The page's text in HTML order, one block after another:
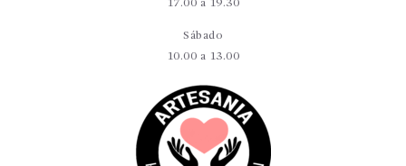
17.00 a 19.30
Sábado
10.00 a 13.00